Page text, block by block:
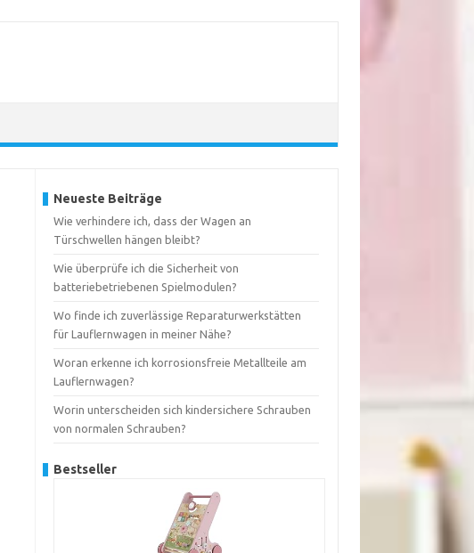
Neueste Beiträge
Wie verhindere ich, dass der Wagen an
Türschwellen hängen bleibt?
Wie überprüfe ich die Sicherheit von
batteriebetriebenen Spielmodulen?
Wo finde ich zuverlässige Reparaturwerkstätten
für Lauflernwagen in meiner Nähe?
Woran erkenne ich korrosionsfreie Metallteile am
Lauflernwagen?
Worin unterscheiden sich kindersichere Schrauben
von normalen Schrauben?
Bestseller